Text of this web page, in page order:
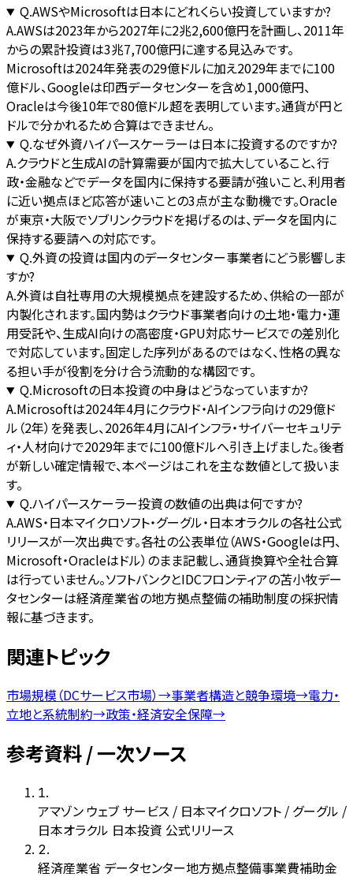
Q.AWSやMicrosoftは日本にどれくらい投資していますか?
A.AWSは2023年から2027年に2兆2,600億円を計画し、2011年
からの累計投資は3兆7,700億円に達する見込みです。
Microsoftは2024年発表の29億ドルに加え2029年までに100
億ドル、Googleは印西データセンターを含め1,000億円、
Oracleは今後10年で80億ドル超を表明しています。通貨が円と
ドルで分かれるため合算はできません。
Q.なぜ外資ハイパースケーラーは日本に投資するのですか?
A.クラウドと生成AIの計算需要が国内で拡大していること、行
政・金融などでデータを国内に保持する要請が強いこと、利用者
に近い拠点ほど応答が速いことの3点が主な動機です。Oracle
が東京・大阪でソブリンクラウドを掲げるのは、データを国内に
保持する要請への対応です。
Q.外資の投資は国内のデータセンター事業者にどう影響しま
すか?
A.外資は自社専用の大規模拠点を建設するため、供給の一部が
内製化されます。国内勢はクラウド事業者向けの土地・電力・運
用受託や、生成AI向けの高密度・GPU対応サービスでの差別化
で対応しています。固定した序列があるのではなく、性格の異な
る担い手が役割を分け合う流動的な構図です。
Q.Microsoftの日本投資の中身はどうなっていますか?
A.Microsoftは2024年4月にクラウド・AIインフラ向けの29億ド
ル（2年）を発表し、2026年4月にAIインフラ・サイバーセキュリテ
ィ・人材向けで2029年までに100億ドルへ引き上げました。後者
が新しい確定情報で、本ページはこれを主な数値として扱いま
す。
Q.ハイパースケーラー投資の数値の出典は何ですか?
A.AWS・日本マイクロソフト・グーグル・日本オラクルの各社公式
リリースが一次出典です。各社の公表単位（AWS・Googleは円、
Microsoft・Oracleはドル）のまま記載し、通貨換算や全社合算
は行っていません。ソフトバンクとIDCフロンティアの苫小牧デー
タセンターは経済産業省の地方拠点整備の補助制度の採択情
報に基づきます。
関連トピック
市場規模（DCサービス市場）→事業者構造と競争環境→電力・
立地と系統制約→政策・経済安全保障→
参考資料 / 一次ソース
1.
アマゾン ウェブ サービス / 日本マイクロソフト / グーグル /
日本オラクル 日本投資 公式リリース
2.
経済産業省 データセンター地方拠点整備事業費補助金